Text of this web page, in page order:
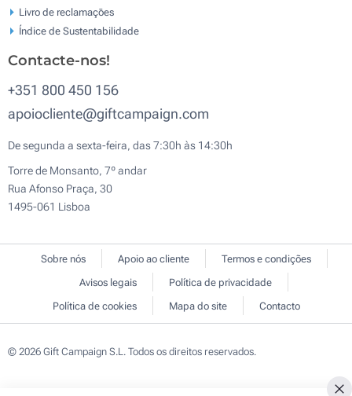
Livro de reclamaçōes
Índice de Sustentabilidade
Contacte-nos!
+351 800 450 156
apoiocliente@giftcampaign.com
De segunda a sexta-feira, das 7:30h às 14:30h
Torre de Monsanto, 7º andar
Rua Afonso Praça, 30
1495-061 Lisboa
Sobre nós Apoio ao cliente
Termos e condições
Avisos legais
Política de privacidade
Política de cookies
Mapa do site Contacto
© 2026 Gift Campaign S.L. Todos os direitos reservados.